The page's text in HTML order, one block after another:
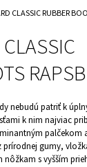
CLASSIC RUBBER
nebudú patriť k
k nim najviac
palčekom
prírodnej gumy,
nôžkam s vyšším